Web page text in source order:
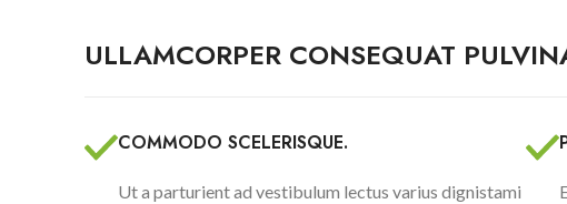
ULLAMCORPER CONSEQUAT
COMMODO SCELERISQUE.
Ut a parturient ad vestibulum lectus varius dignistami